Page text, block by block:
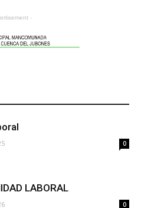
-
0
LABORAL
0